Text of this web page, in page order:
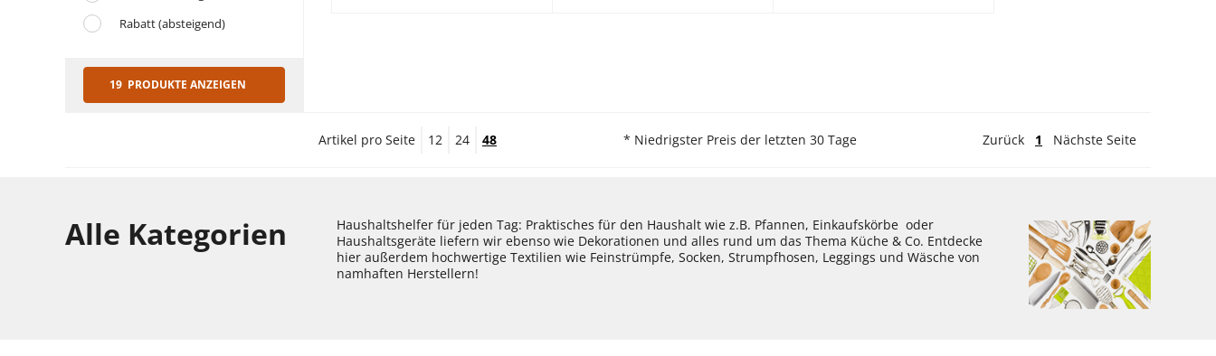
Rabatt (absteigend)
19 PRODUKTE ANZEIGEN
Artikel pro Seite 12 24 48 * Niedrigster Preis der letzten 30 Tage Zurück 1 Nächste Seite
Alle Kategorien
Haushaltshelfer für jeden Tag: Praktisches für den Haushalt wie z.B. Pfannen, Einkaufskörbe oder
Haushaltsgeräte liefern wir ebenso wie Dekorationen und alles rund um das Thema Küche & Co. Entdecke
hier außerdem hochwertige Textilien wie Feinstrümpfe, Socken, Strumpfhosen, Leggings und Wäsche von
namhaften Herstellern!